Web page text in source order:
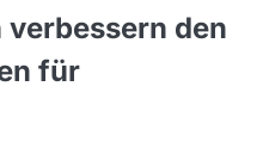
den
für